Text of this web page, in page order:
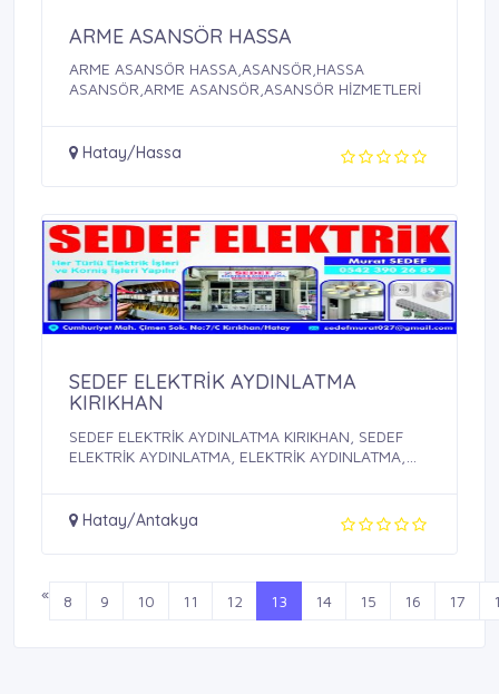
ARME ASANSÖR HASSA
ARME ASANSÖR HASSA,ASANSÖR,HASSA
ASANSÖR,ARME ASANSÖR,ASANSÖR HİZMETLERİ
Hatay/Hassa
SEDEF ELEKTRİK AYDINLATMA
KIRIKHAN
SEDEF ELEKTRİK AYDINLATMA KIRIKHAN, SEDEF
ELEKTRİK AYDINLATMA, ELEKTRİK AYDINLATMA,
Hatay/Antakya
« 8 9 10 11 12 13 14 15 16 17